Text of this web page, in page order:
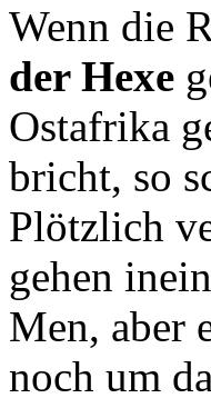
Wenn die
der Hexe
Ostafrika
bricht, so
Plötzlich
gehen
Men, aber
noch um